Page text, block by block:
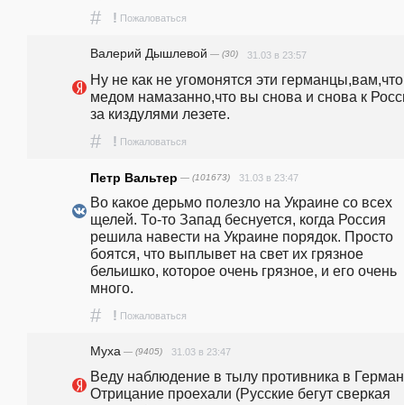
# ! Пожаловаться
Валерий Дышлевой — (30) 31.03 в 23:57
Ну не как не угомонятся эти германцы,вам,что
медом намазанно,что вы снова и снова к
за киздулями лезете.
# ! Пожаловаться
Петр Вальтер — (101673) 31.03 в 23:47
Во какое дерьмо полезло на Украине со всех
щелей. То-то Запад беснуется, когда Россия
решила навести на Украине порядок. Просто
боятся, что выплывет на свет их грязное
бельишко, которое очень грязное, и его очень
много.
# ! Пожаловаться
Муха — (9405) 31.03 в 23:47
Веду наблюдение в тылу противника в
Отрицание проехали (Русские бегут сверкая